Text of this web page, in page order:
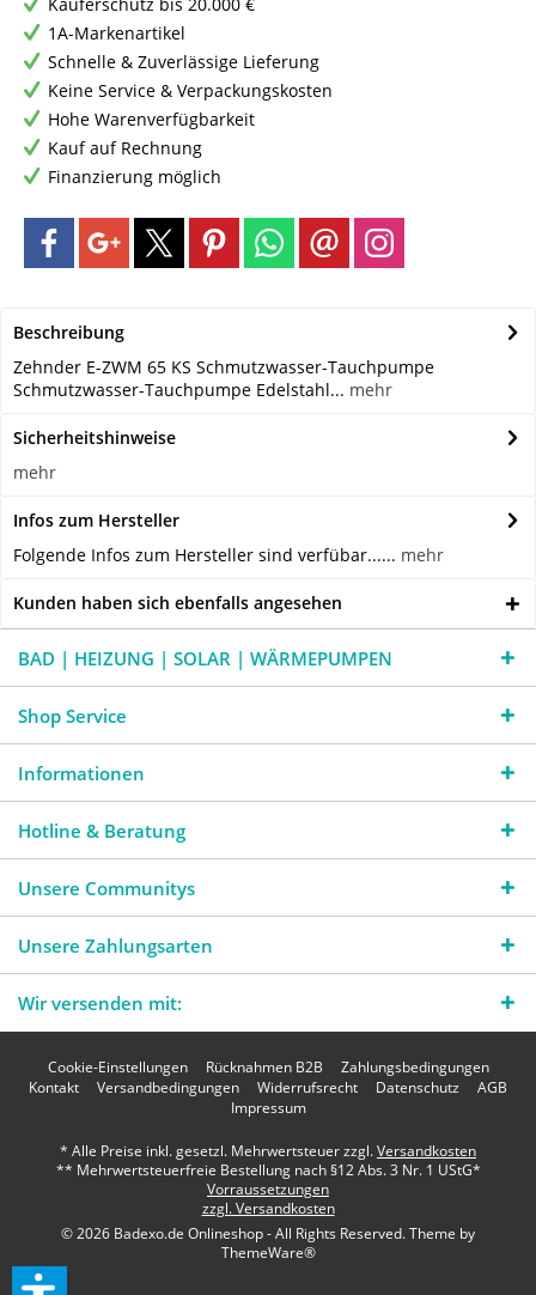
1A-Markenartikel
Schnelle & Zuverlässige Lieferung
Keine Service & Verpackungskosten
Hohe Warenverfügbarkeit
Kauf auf Rechnung
Finanzierung möglich
Beschreibung
Zehnder E-ZWM 65 KS Schmutzwasser-Tauchpumpe
Schmutzwasser-Tauchpumpe Edelstahl... mehr
Sicherheitshinweise
mehr
Infos zum Hersteller
Folgende Infos zum Hersteller sind verfübar...... mehr
Kunden haben sich ebenfalls angesehen
BAD | HEIZUNG | SOLAR | WÄRMEPUMPEN
Shop Service
Informationen
Hotline & Beratung
Unsere Communitys
Unsere Zahlungsarten
Wir versenden mit:
Cookie-Einstellungen Rücknahmen B2B
Zahlungsbedingungen
Kontakt
Versandbedingungen Widerrufsrecht Datenschutz
AGB
Impressum
* Alle Preise inkl. gesetzl. Mehrwertsteuer zzgl.Versandkosten
** Mehrwertsteuerfreie Bestellung nach §12 Abs. 3 Nr. 1 UStG*
Vorraussetzungen
zzgl. Versandkosten
© 2026 Badexo.de Onlineshop - All Rights Reserved. Theme by
ThemeWare®